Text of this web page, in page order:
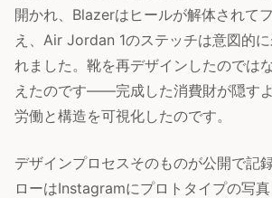
開かれ、Blazerはヒールが解体されて
え、Air Jordan 1のステッチは意図的
れました。靴を再デザインしたのでは
えたのです——完成した消費財が隠す
労働と構造を可視化したのです。
デザインプロセスそのものが公開で記
ローはInstagramにプロトタイプの写